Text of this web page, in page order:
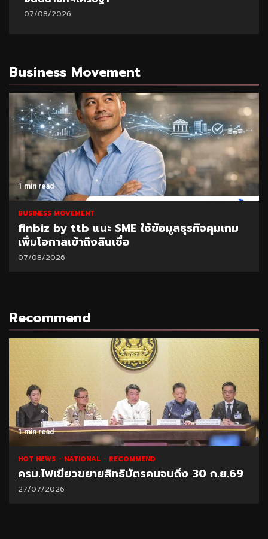
07/08/2026
Business Movement
ลธุรกิจคุมเกม
1 min read
SAM เปิดโอกาสแก้หนี้เสียต่ำแ
“ปิดหนี้ไว ไปต่อได้” ที่ศาลแพ่ง
Recommend
ธิบัตรคนจนถึง 30 ก.ย.69
1 min read
“พาณิชย์” โชว์ยอดส่